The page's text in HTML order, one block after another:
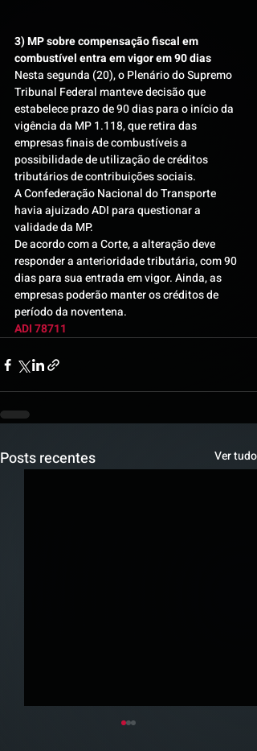
3) MP sobre compensação fiscal em
combustível entra em vigor em 90 dias
Nesta segunda (20), o Plenário do Supremo
Tribunal Federal manteve decisão que
estabelece prazo de 90 dias para o início da
vigência da MP 1.118, que retira das
empresas finais de combustíveis a
possibilidade de utilização de créditos
tributários de contribuições sociais.
A Confederação Nacional do Transporte
havia ajuizado ADI para questionar a
validade da MP.
De acordo com a Corte, a alteração deve
responder a anterioridade tributária, com 90
dias para sua entrada em vigor. Ainda, as
empresas poderão manter os créditos de
período da noventena.
ADI 78711
Posts recentes Ver tudo